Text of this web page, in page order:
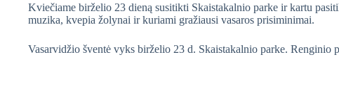
Kviečiame birželio 23 dieną susitikti Skaistakalnio parke ir kartu
muzika, kvepia žolynai ir kuriami gražiausi vasaros prisiminimai.
Vasarvidžio šventė vyks birželio 23 d. Skaistakalnio parke. Renginio